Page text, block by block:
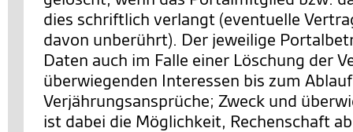
dies schriftlich verlangt (eventuelle
davon unberührt). Der jeweilige
Daten auch im Falle einer Löschung der
überwiegenden Interessen bis zum
Verjährungsansprüche; Zweck und
ist dabei die Möglichkeit, Rechenschaft